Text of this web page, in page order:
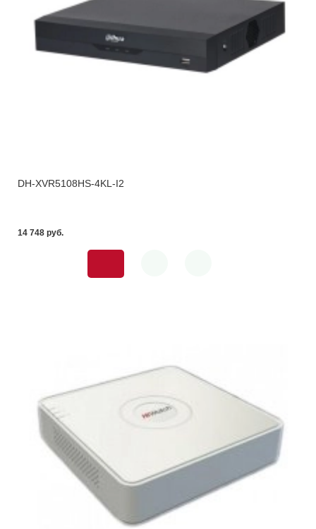
DH-XVR5108HS-4KL-I2
14 748 pуб.